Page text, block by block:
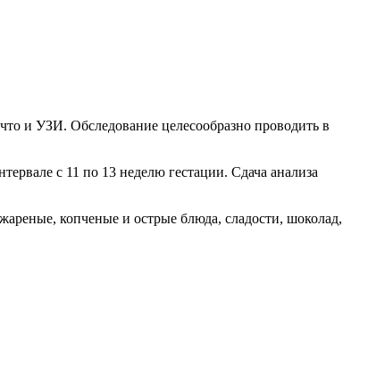
и УЗИ. Обследование целесообразно проводить в
с 11 по 13 неделю гестации. Сдача анализа
копченые и острые блюда, сладости, шоколад,